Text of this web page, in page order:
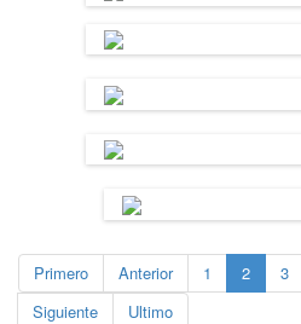
Primero Anterior 1 2
3
Siguiente
Ultimo